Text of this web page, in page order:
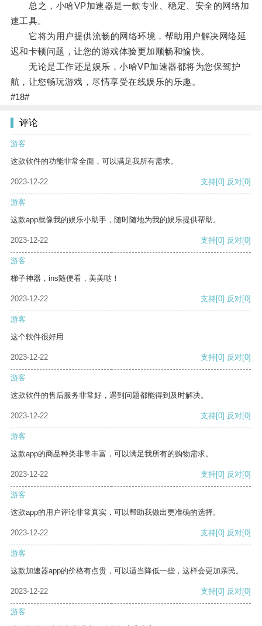
总之，小哈VP加速器是一款专业、稳定、安全的网络加
速工具。
它将为用户提供流畅的网络环境，帮助用户解决网络延
迟和卡顿问题，让您的游戏体验更加顺畅和愉快。
无论是工作还是娱乐，小哈VP加速器都将为您保驾护
航，让您畅玩游戏，尽情享受在线娱乐的乐趣。
#18#
评论
游客
这款软件的功能非常全面，可以满足我所有需求。
2023-12-22 支持[0] 反对[0]
游客
这款app就像我的娱乐小助手，随时随地为我的娱乐提供帮助。
2023-12-22 支持[0] 反对[0]
游客
梯子神器，ins随便看，美美哒！
2023-12-22 支持[0] 反对[0]
游客
这个软件很好用
2023-12-22 支持[0] 反对[0]
游客
这款软件的售后服务非常好，遇到问题都能得到及时解决。
2023-12-22 支持[0] 反对[0]
游客
这款app的商品种类非常丰富，可以满足我所有的购物需求。
2023-12-22 支持[0] 反对[0]
游客
这款app的用户评论非常真实，可以帮助我做出更准确的选择。
2023-12-22 支持[0] 反对[0]
游客
这款加速器app的价格有点贵，可以适当降低一些，这样会更加亲民。
2023-12-22 支持[0] 反对[0]
游客